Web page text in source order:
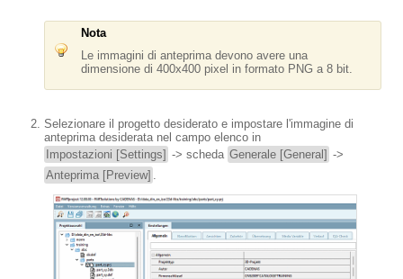
Nota
Le immagini di anteprima devono avere una
dimensione di 400x400 pixel in formato PNG a 8 bit.
Selezionare il progetto desiderato e impostare l'immagine di
anteprima desiderata nel campo elenco in
Impostazioni [Settings] -> scheda Generale [General] ->
Anteprima [Preview] .